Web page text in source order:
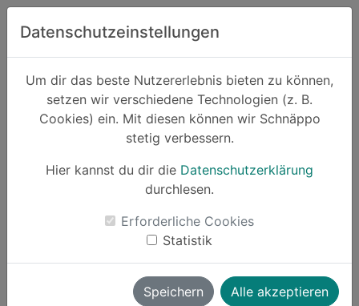
Zum Hauptinhalt springen
Datenschutzeinstellungen
Um dir das beste Nutzererlebnis bieten zu können,
setzen wir verschiedene Technologien (z. B.
Cookies) ein. Mit diesen können wir Schnäppo
stetig verbessern.
Hier kannst du dir die Datenschutzerklärung
durchlesen.
Erforderliche Cookies
Statistik
Speichern Alle akzeptieren
Suchen
Anbieter Alternate
Schnäppchen von Alternate
1849 Angebote
Direkt zum Anbieterlaunch